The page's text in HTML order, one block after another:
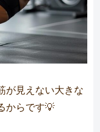
が見えない大きな
からです💡